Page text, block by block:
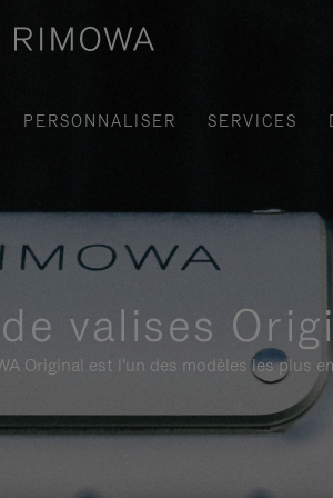
PERSONNALISER SERVICES
valises
Original est l'un des modèles les plus